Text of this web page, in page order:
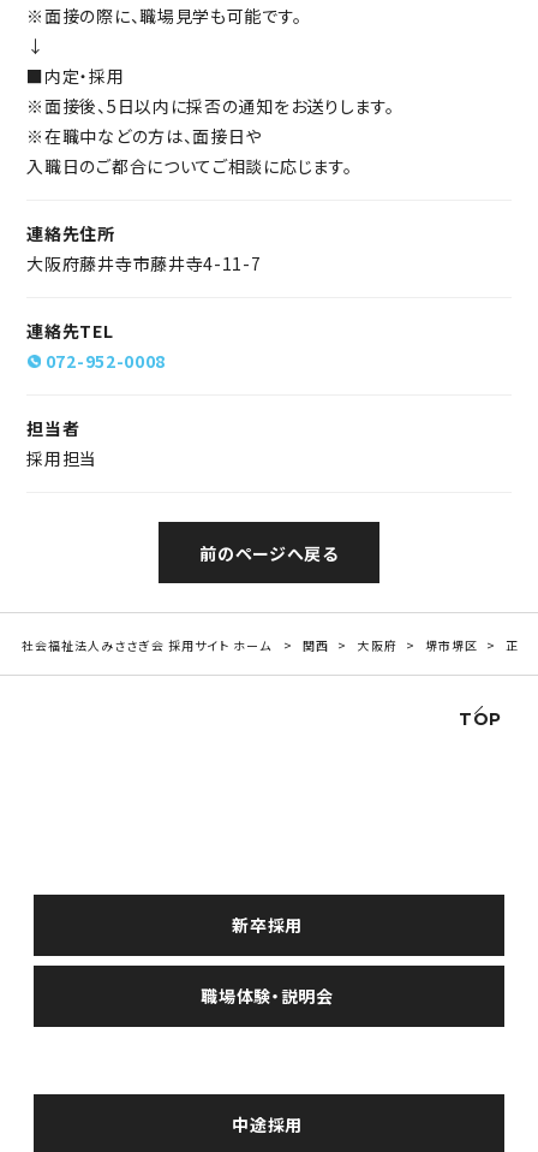
※面接の際に、職場見学も可能です。
↓
■内定・採用
※面接後、5日以内に採否の通知をお送りします。
※在職中などの方は、面接日や
入職日のご都合についてご相談に応じます。
連絡先住所
大阪府藤井寺市藤井寺4-11-7
連絡先TEL
072-952-0008
担当者
採用担当
前のページへ戻る
社会福祉法人みささぎ会 採用サイト ホーム 関西 大阪府 堺市堺区 正社
新卒採用
職場体験・説明会
中途採用
TOP